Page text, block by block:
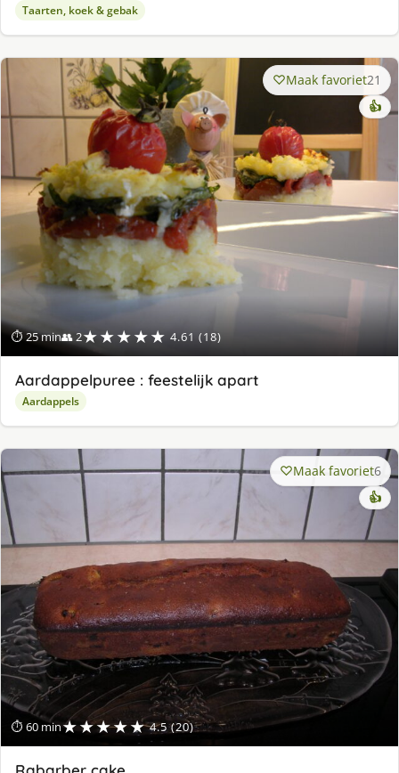
Taarten, koek & gebak
⏱ 25 min👥 2★★★★★ 4.61 (18)
Maak favoriet21
👍
Aardappelpuree : feestelijk apart
Aardappels
⏱ 60 min★★★★★ 4.5 (20)
Maak favoriet6
👍